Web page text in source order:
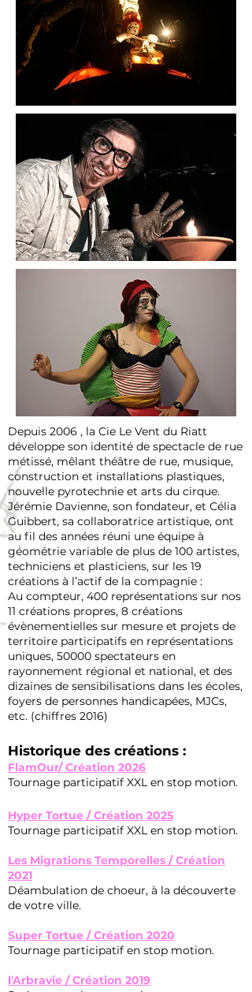
Depuis 2006 , la Cie Le Vent du Riatt
développe son identité de spectacle de rue
métissé, mêlant théâtre de rue, musique,
construction et installations plastiques,
nouvelle pyrotechnie et arts du cirque.
Jérémie Davienne, son fondateur, et Célia
Guibbert, sa collaboratrice artistique, ont
au fil des années réuni une équipe à
géométrie variable de plus de 100 artistes,
techniciens et plasticiens, sur les 19
créations à l’actif de la compagnie :
Au compteur, 400 représentations sur nos
11 créations propres, 8 créations
évènementielles sur mesure et projets de
territoire participatifs en représentations
uniques, 50000 spectateurs en
rayonnement régional et national, et des
dizaines de sensibilisations dans les écoles,
foyers de personnes handicapées, MJCs,
etc. (chiffres 2016)
Historique des créations :
FlamOur/ Création 2026
Tournage participatif XXL en stop motion.
Hyper Tortue / Création 2025
Tournage participatif XXL en stop motion.
Les Migrations Temporelles / Création
2021
Déambulation de choeur, à la découverte
de votre ville.
Super Tortue / Création 2020
Tournage participatif en stop motion.
l'Arbravie / Création 2019